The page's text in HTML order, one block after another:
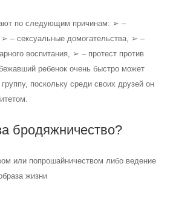
по следующим причинам: ➢ –
➢ – сексуальные домогательства, ➢ –
воспитания, ➢ – протест против
ребенок очень быстро может
поскольку среди своих друзей он
бродяжничество?
или попрошайничеством либо ведение
жизни